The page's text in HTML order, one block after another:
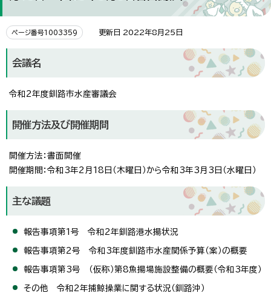
ページ番号1003359 更新日 2022年8月25日
会議名
令和2年度釧路市水産審議会
開催方法及び開催期間
開催方法：書面開催
開催期間：令和3年2月18日（木曜日）から令和3年3月3日（水曜日）
主な議題
報告事項第1号 令和2年釧路港水揚状況
報告事項第2号 令和3年度釧路市水産関係予算（案）の概要
報告事項第3号 （仮称）第8魚揚場施設整備の概要（令和3年度）
その他 令和2年捕鯨操業に関する状況（釧路沖）